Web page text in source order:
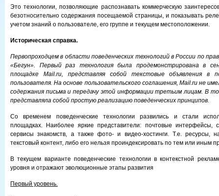
Это технологии, позволяющие распознавать коммерческую
безотносительно содержания посещаемой страницы, и показывать
учетом знаний о пользователе, его группе и текущем местоположении.
Историческая справка.
Первопроходцем в области поведенческих технологий в России по
«Бегун». Первый раз технология была продемонстрирована в
площадке Mail.ru, представляя собой текстовые объявления в
пользователя. На основе пользовательского соглашения, Mail.ru не
содержания письма и передачу этой информации третьим лицам. В
представляла собой простую реализацию поведенческих принципов.
Со временем поведенческие технологии развились и стали
площадках. Наиболее яркие представители: почтовые интерфейсы,
сервисы знакомств, а также фото- и видео-хостинги. Т.е. ресурсы,
текстовый контент, либо его нельзя проиндексировать по тем или иным
В текущем варианте поведенческие технологии в контекстной
уровня и отражают эволюционные этапы развития
Первый уровень.